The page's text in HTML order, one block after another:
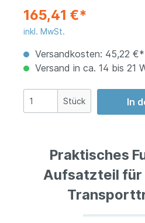
165,41 €*
inkl. MwSt.
Versandkosten: 45,22 €*
Versand in ca. 14 bis 21
Stück In
Praktisches
Aufsatzteil für